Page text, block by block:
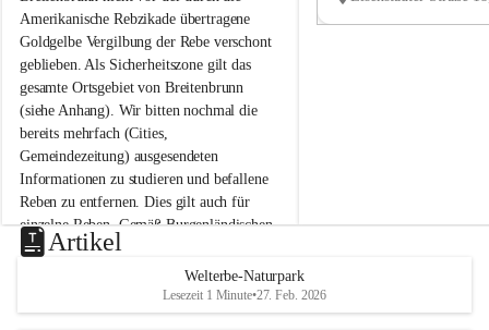
e
n
b
r
u
n
n
a
m
N
e
u
s
d
Amerikanische Rebzikade übertragene
Goldgelbe Vergilbung der Rebe verschont
geblieben. Als Sicherheitszone gilt das
gesamte Ortsgebiet von Breitenbrunn
(siehe Anhang). Wir bitten nochmal die
bereits mehrfach (Cities,
Gemeindezeitung) ausgesendeten
Informationen zu studieren und befallene
Reben zu entfernen. Dies gilt auch für
einzelne Reben. Gemäß Burgenländischen
Weinbaugesetz sind nicht gepflegte oder
unzulässige Weingärten zu roden! Bitte
helfen wir zusammen um unsere Winzer
vor den prognostizierten Ernteausfällen
e
u
e
d
Artikel
Welterbe-Naturpark
Lesezeit 1 Minute•27. Feb. 2026